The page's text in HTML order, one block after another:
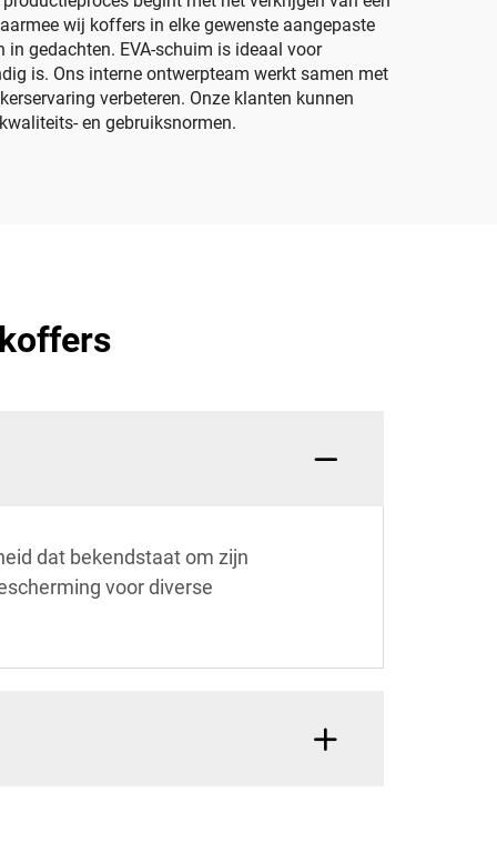
wij koffers in elke gewenste aangepaste
gedachten. EVA-schuim is ideaal voor
is. Ons interne ontwerpteam werkt samen met
verbeteren. Onze klanten kunnen
en gebruiksnormen.
dat bekendstaat om zijn
voor diverse